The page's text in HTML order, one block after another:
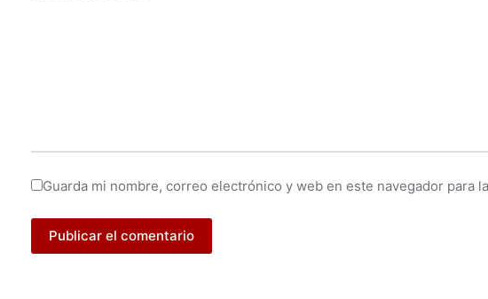
Guarda mi nombre, correo electrónico y web en este navegador para
Publicar el comentario